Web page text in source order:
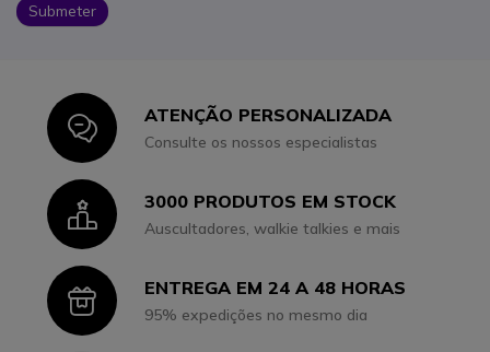
Submeter
IconATENÇÃO PERSONALIZADA
Consulte os nossos especialistas
Icon3000 PRODUTOS EM STOCK
Auscultadores, walkie talkies e mais
IconENTREGA EM 24 A 48 HORAS
95% expedições no mesmo dia